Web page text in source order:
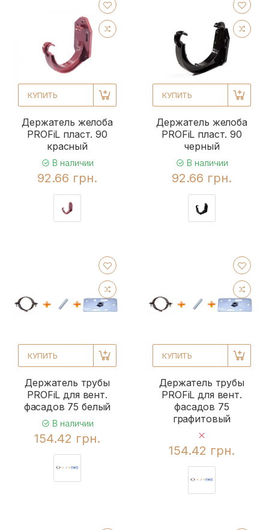
КУПИТЬ
Держатель желоба
PROFiL пласт. 90
красный
В наличии
92.66 грн.
КУПИТЬ
Держатель желоба
PROFiL пласт. 90
черный
В наличии
92.66 грн.
КУПИТЬ
Держатель трубы
PROFiL для вент.
фасадов 75 белый
В наличии
154.42 грн.
КУПИТЬ
Держатель трубы
PROFiL для вент.
фасадов 75
графитовый
154.42 грн.